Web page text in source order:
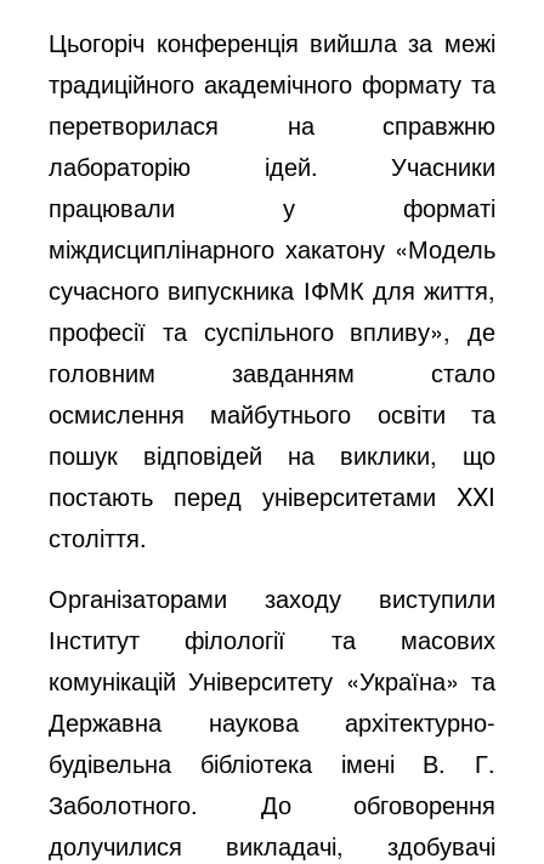
Цьогоріч конференція вийшла за межі
традиційного академічного формату та
перетворилася на справжню
лабораторію ідей. Учасники
працювали у форматі
міждисциплінарного хакатону «Модель
сучасного випускника ІФМК для життя,
професії та суспільного впливу», де
головним завданням стало
осмислення майбутнього освіти та
пошук відповідей на виклики, що
постають перед університетами XXI
століття.
Організаторами заходу виступили
Інститут філології та масових
комунікацій Університету «Україна» та
Державна наукова архітектурно-
будівельна бібліотека імені В. Г.
Заболотного. До обговорення
долучилися викладачі, здобувачі